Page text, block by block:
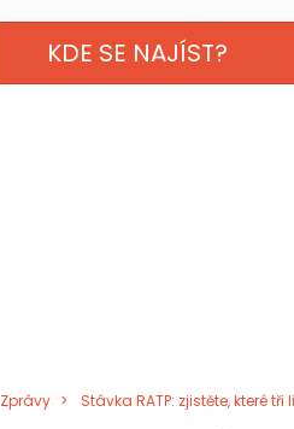
KDE SE NAJÍST?
Zprávy Stávka RATP: zjistěte, které